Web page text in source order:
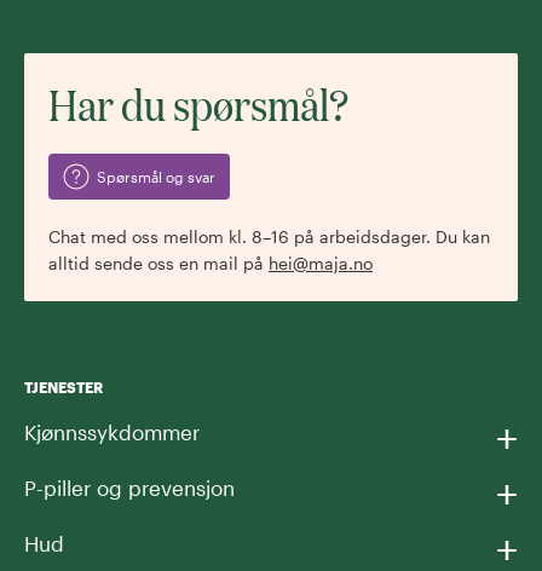
Har du spørsmål?
Spørsmål og svar
Chat med oss mellom kl. 8–16 på arbeidsdager. Du kan
alltid sende oss en mail på hei@maja.no
TJENESTER
Kjønnssykdommer +
P-piller og prevensjon +
Hud +